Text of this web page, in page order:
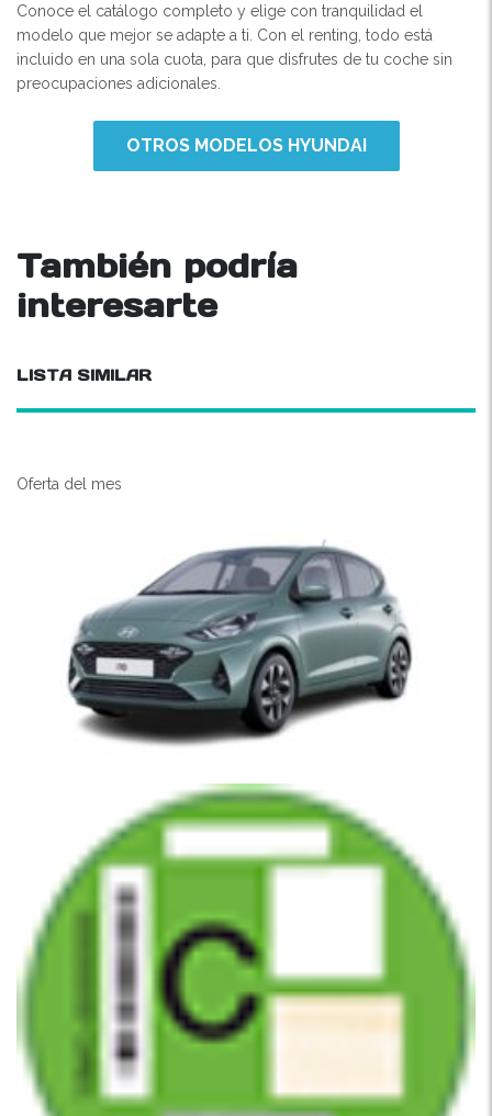
Conoce el catálogo completo y elige con tranquilidad el
modelo que mejor se adapte a ti. Con el renting, todo está
incluido en una sola cuota, para que disfrutes de tu coche sin
preocupaciones adicionales.
OTROS MODELOS HYUNDAI
También podría
interesarte
LISTA SIMILAR
Oferta del mes